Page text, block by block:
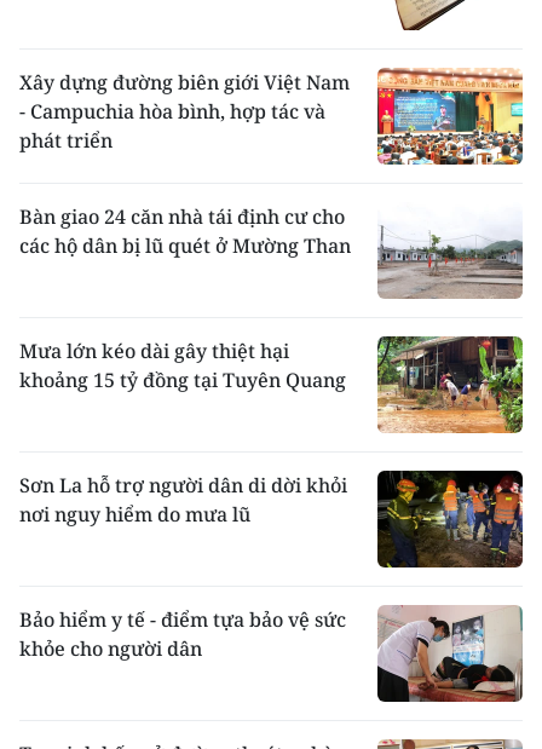
Xây dựng đường biên giới Việt Nam
- Campuchia hòa bình, hợp tác và
phát triển
Bàn giao 24 căn nhà tái định cư cho
các hộ dân bị lũ quét ở Mường Than
Mưa lớn kéo dài gây thiệt hại
khoảng 15 tỷ đồng tại Tuyên Quang
Sơn La hỗ trợ người dân di dời khỏi
nơi nguy hiểm do mưa lũ
Bảo hiểm y tế - điểm tựa bảo vệ sức
khỏe cho người dân